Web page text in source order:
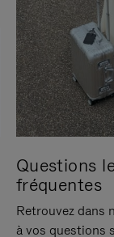
Questions
fréquentes
Retrouvez dans
à vos questions